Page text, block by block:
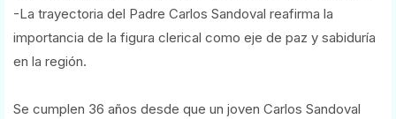
-La trayectoria del Padre Carlos Sandoval reafirma la
importancia de la figura clerical como eje de paz y sabiduría
en la región.
Se cumplen 36 años desde que un joven Carlos Sandoval